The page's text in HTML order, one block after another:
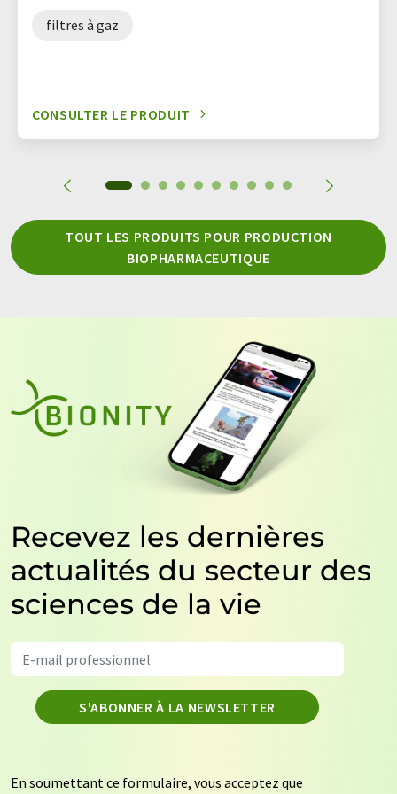
filtres à gaz
CONSULTER LE PRODUIT
TOUT LES PRODUITS POUR PRODUCTION
BIOPHARMACEUTIQUE
Recevez les dernières
actualités du secteur des
sciences de la vie
S'ABONNER À LA NEWSLETTER
En soumettant ce formulaire, vous acceptez que